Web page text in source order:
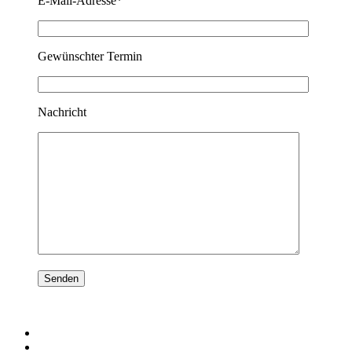
Gewünschter Termin
Nachricht